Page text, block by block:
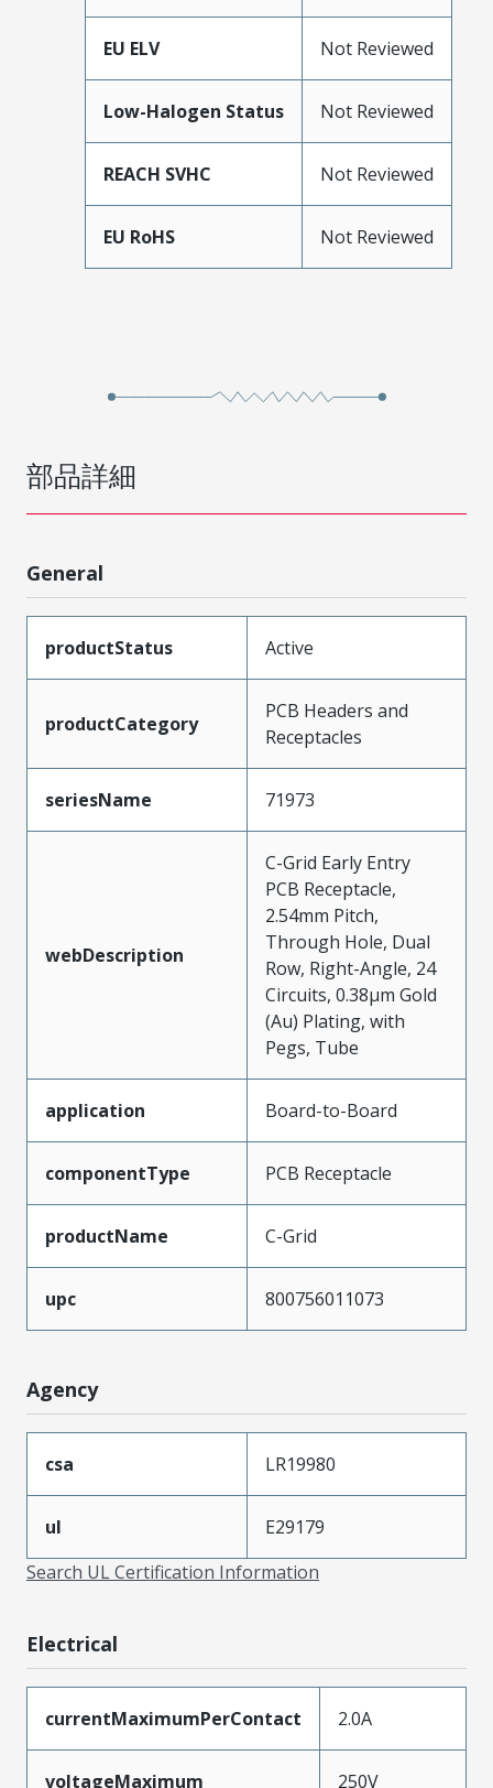
EU ELV Not Reviewed
Low-Halogen Status Not Reviewed
REACH SVHC Not Reviewed
EU RoHS Not Reviewed
部品詳細
General
productStatus Active
productCategory
PCB Headers and
Receptacles
seriesName 71973
webDescription
C-Grid Early Entry
PCB Receptacle,
2.54mm Pitch,
Through Hole, Dual
Row, Right-Angle, 24
Circuits, 0.38µm Gold
(Au) Plating, with
Pegs, Tube
application Board-to-Board
componentType PCB Receptacle
productName C-Grid
upc 800756011073
Agency
csa LR19980
ul
E29179
Search UL Certification Information
Electrical
currentMaximumPerContact 2.0A
voltageMaximum 250V